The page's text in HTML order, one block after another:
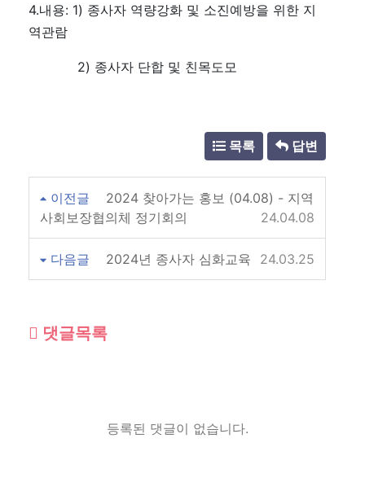
4.내용: 1) 종사자 역량강화 및 소진예방을 위한 지
역관람
2) 종사자 단합 및 친목도모
목록 답변
이전글
2024 찾아가는 홍보 (04.08) - 지역
사회보장협의체 정기회의
24.04.08
다음글 2024년 종사자 심화교육 24.03.25
댓글목록
등록된 댓글이 없습니다.